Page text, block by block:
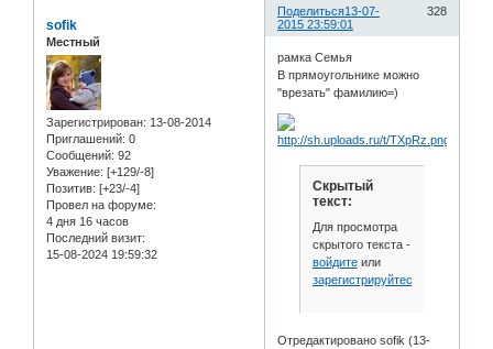
Поделиться 328
13-07-
2015 23:59:01
sofik
Местный
Зарегистрирован: 13-08-2014
Приглашений: 0
Сообщений: 92
Уважение: [+129/-8]
Позитив: [+23/-4]
Провел на форуме:
4 дня 16 часов
Последний визит:
15-08-2024 19:59:32
рамка Семья
В прямоугольнике можно
"врезать" фамилию=)
Скрытый
текст:
Для просмотра
скрытого текста -
войдитеили
зарегистрируйтесь
Отредактировано sofik (13-